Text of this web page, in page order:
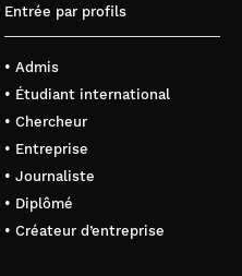
Entrée par profils
• Admis
• Étudiant international
• Chercheur
• Entreprise
• Journaliste
• Diplômé
• Créateur d’entreprise